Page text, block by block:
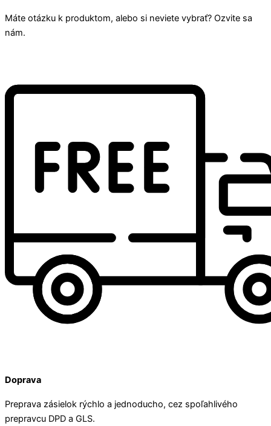
Máte otázku k produktom, alebo si neviete vybrať? Ozvite sa
nám.
Doprava
Preprava zásielok rýchlo a jednoducho, cez spoľahlivého
prepravcu DPD a GLS.